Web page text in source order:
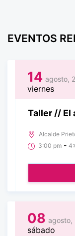
EVENTOS
14 agosto,
viernes
Taller // El
Alcalde
3:00 pm -
08 agosto,
sábado